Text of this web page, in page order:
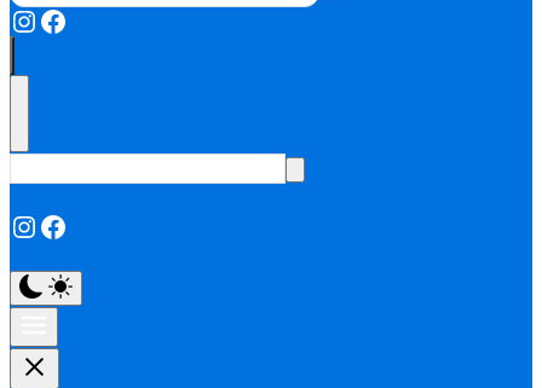
Instagram
Facebook
Instagram
Facebook